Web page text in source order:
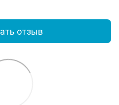
отзыв